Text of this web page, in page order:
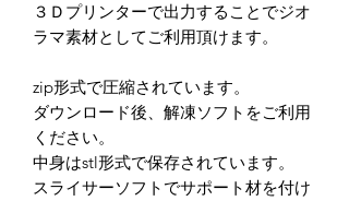
３Ｄプリンターで出力することでジオ
ラマ素材としてご利用頂けます。
zip形式で圧縮されています。
ダウンロード後、解凍ソフトをご利用
ください。
中身はstl形式で保存されています。
スライサーソフトでサポート材を付け